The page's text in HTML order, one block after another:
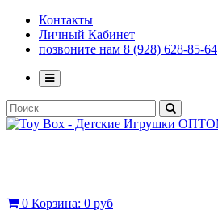
Контакты
Личный Кабинет
позвоните нам 8 (928) 628-85-64
0 Корзина: 0 руб